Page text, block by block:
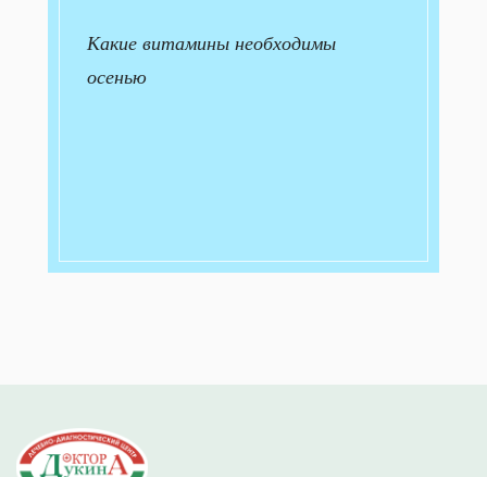
Какие витамины необходимы
осенью